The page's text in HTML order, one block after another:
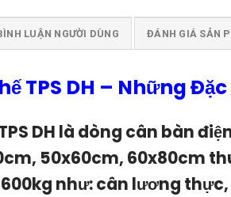
LUẬN NGƯỜI DÙNG ĐÁNH GIÁ SẢN
TPS DH – Những Đặc
DH là dòng cân bàn
50x60cm, 60x80cm
như: cân lương